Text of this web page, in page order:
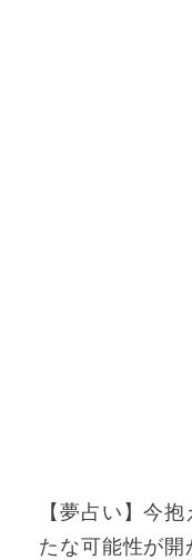
【夢占い】今
たな可能性が